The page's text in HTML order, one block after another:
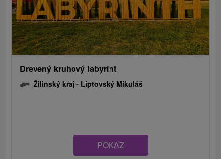
Drevený kruhový labyrint
Žilinský kraj - Liptovský Mikuláš
POKAZ